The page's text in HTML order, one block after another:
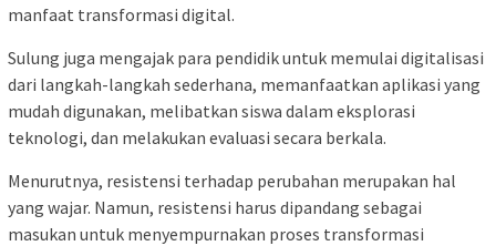
manfaat transformasi digital.
Sulung juga mengajak para pendidik untuk memulai digitalisasi
dari langkah-langkah sederhana, memanfaatkan aplikasi yang
mudah digunakan, melibatkan siswa dalam eksplorasi
teknologi, dan melakukan evaluasi secara berkala.
Menurutnya, resistensi terhadap perubahan merupakan hal
yang wajar. Namun, resistensi harus dipandang sebagai
masukan untuk menyempurnakan proses transformasi